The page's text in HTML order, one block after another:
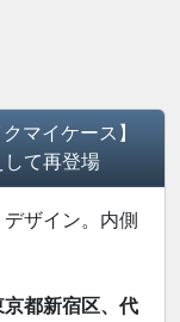
マイケース】
して再登場
ザイン。内側
都新宿区、代